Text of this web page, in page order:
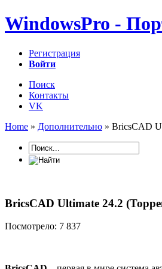
WindowsPro -
Регистрация
Войти
Поиск
Контакты
VK
Home » Дополнительно » BricsCAD
BricsCAD Ultimate 24.2
Посмотрело: 7 837